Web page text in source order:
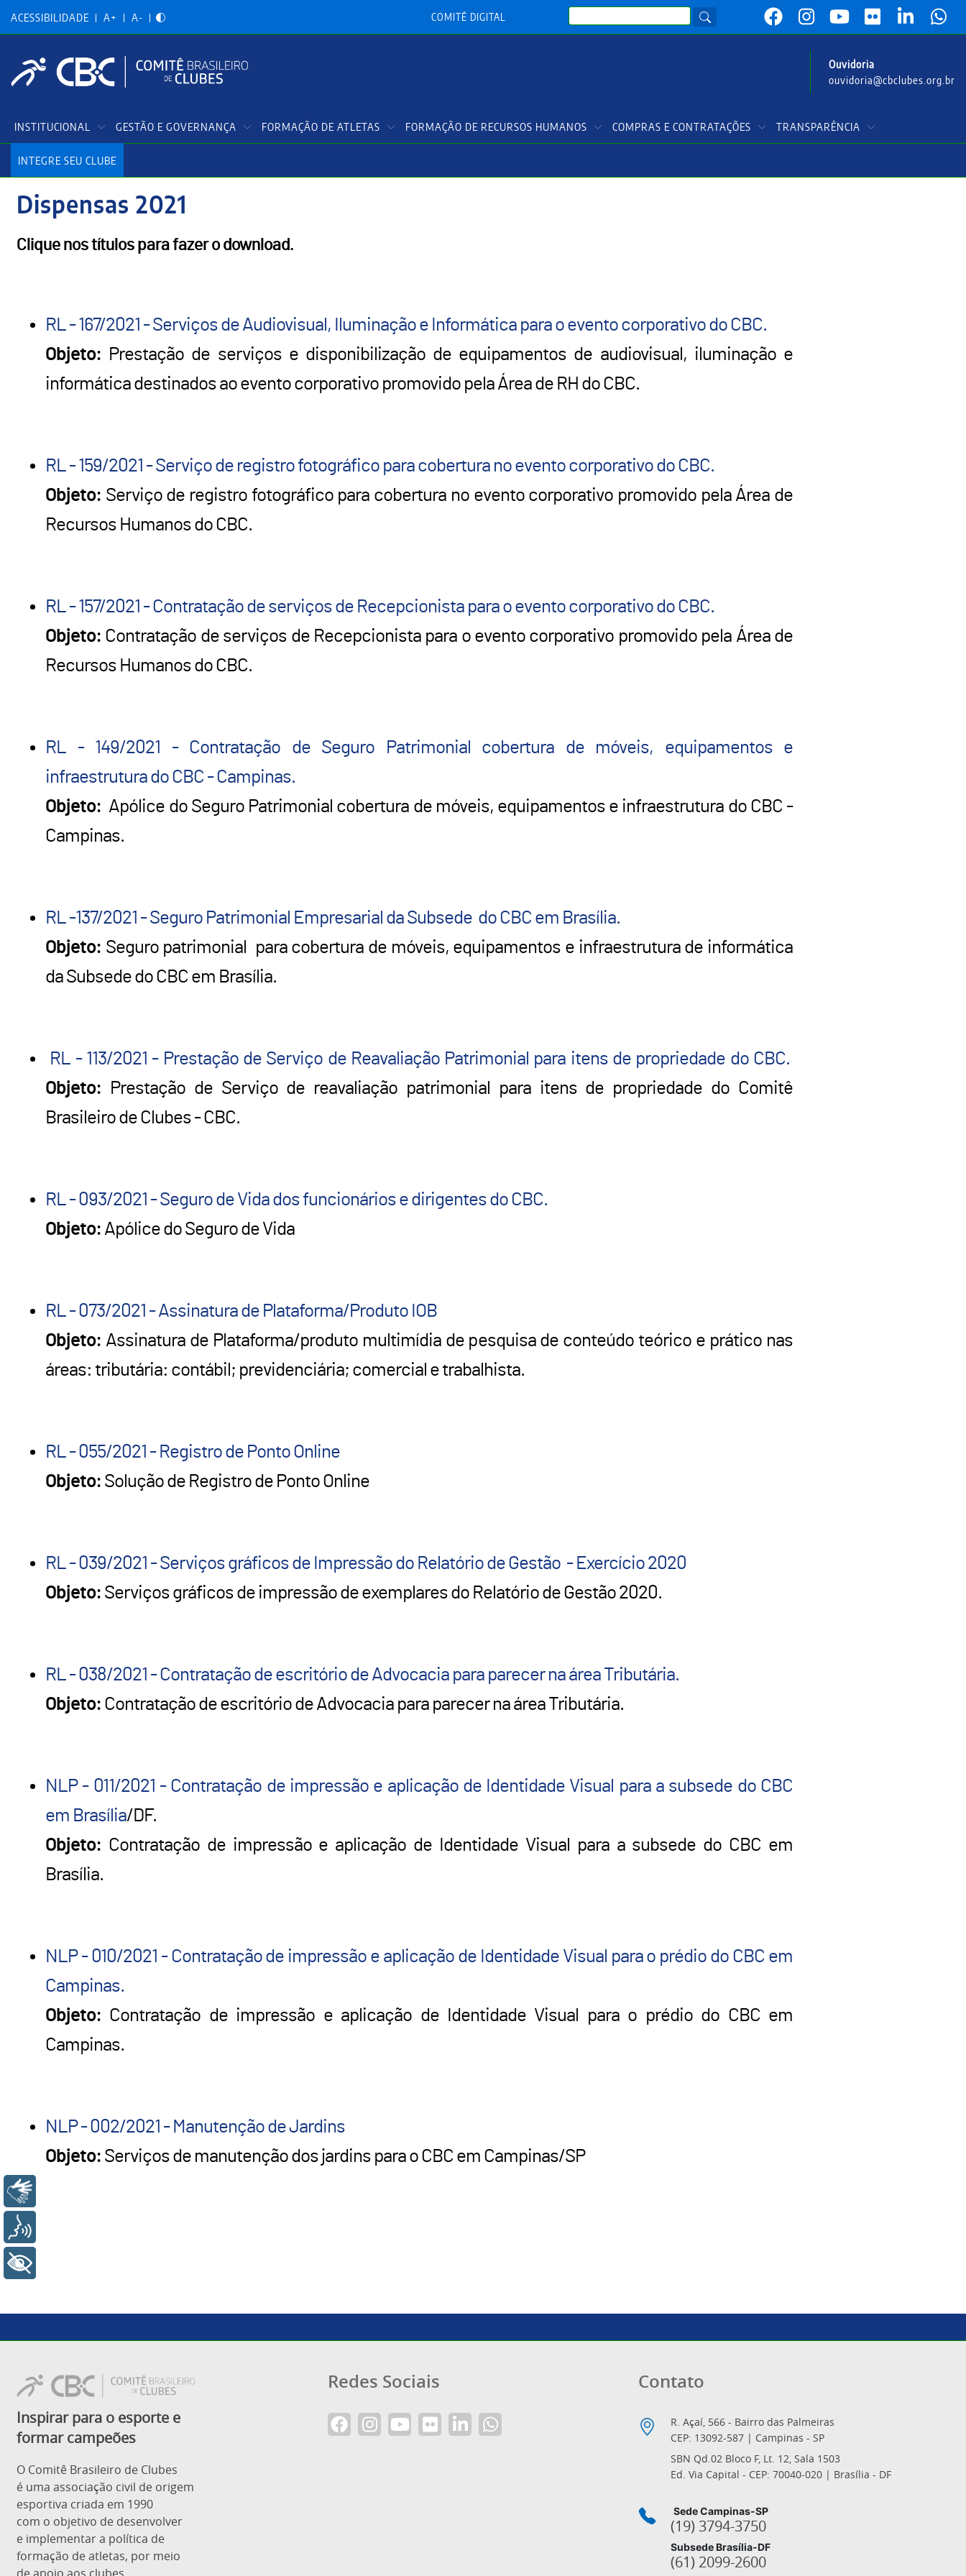
para
conteúdo
ACESSIBILIDADE A+ A- COMITÊ DIGITAL
Search
Ouvidoria
ouvidoria@cbclubes.org.br
Principal
INSTITUCIONAL GESTÃO E GOVERNANÇA FORMAÇÃO DE ATLETAS FORMAÇÃO DE RECURSOS HUMANOS COMPRAS E CONTRATAÇÕES TRANSPARÊNCIA
INTEGRE SEU CLUBE
Dispensas 2021
Clique nos títulos para fazer o download.
RL - 167/2021 - Serviços de Audiovisual, Iluminação e Informática para o evento corporativo do CBC.
Objeto: Prestação de serviços e disponibilização de equipamentos de audiovisual, iluminação e
informática destinados ao evento corporativo promovido pela Área de RH do CBC.
RL - 159/2021 - Serviço de registro fotográfico para cobertura no evento corporativo do CBC.
Objeto: Serviço de registro fotográfico para cobertura no evento corporativo promovido pela Área de
Recursos Humanos do CBC.
RL - 157/2021 - Contratação de serviços de Recepcionista para o evento corporativo do CBC.
Objeto: Contratação de serviços de Recepcionista para o evento corporativo promovido pela Área de
Recursos Humanos do CBC.
RL - 149/2021 - Contratação de Seguro Patrimonial cobertura de móveis, equipamentos e
infraestrutura do CBC - Campinas.
Objeto: Apólice do Seguro Patrimonial cobertura de móveis, equipamentos e infraestrutura do CBC -
Campinas.
RL -137/2021 - Seguro Patrimonial Empresarial da Subsede do CBC em Brasília.
Objeto: Seguro patrimonial para cobertura de móveis, equipamentos e infraestrutura de informática
da Subsede do CBC em Brasília.
RL - 113/2021 - Prestação de Serviço de Reavaliação Patrimonial para itens de propriedade do CBC.
Objeto: Prestação de Serviço de reavaliação patrimonial para itens de propriedade do Comitê
Brasileiro de Clubes - CBC.
RL - 093/2021 - Seguro de Vida dos funcionários e dirigentes do CBC.
Objeto: Apólice do Seguro de Vida
RL - 073/2021 - Assinatura de Plataforma/Produto IOB
Objeto: Assinatura de Plataforma/produto multimídia de pesquisa de conteúdo teórico e prático nas
áreas: tributária: contábil; previdenciária; comercial e trabalhista.
RL - 055/2021 - Registro de Ponto Online
Objeto: Solução de Registro de Ponto Online
RL - 039/2021 - Serviços gráficos de Impressão do Relatório de Gestão - Exercício 2020
Objeto: Serviços gráficos de impressão de exemplares do Relatório de Gestão 2020.
RL - 038/2021 - Contratação de escritório de Advocacia para parecer na área Tributária.
Objeto: Contratação de escritório de Advocacia para parecer na área Tributária.
NLP - 011/2021 - Contratação de impressão e aplicação de Identidade Visual para a subsede do CBC
em Brasília/DF.
Objeto: Contratação de impressão e aplicação de Identidade Visual para a subsede do CBC em
Brasília.
NLP - 010/2021 - Contratação de impressão e aplicação de Identidade Visual para o prédio do CBC em
Campinas.
Objeto: Contratação de impressão e aplicação de Identidade Visual para o prédio do CBC em
Campinas.
NLP - 002/2021 - Manutenção de Jardins
Objeto: Serviços de manutenção dos jardins para o CBC em Campinas/SP
Inspirar para o esporte e
formar campeões
O Comitê Brasileiro de Clubes
é uma associação civil de origem
esportiva criada em 1990
com o objetivo de desenvolver
e implementar a política de
formação de atletas, por meio
Redes Sociais Contato
R. Açaí, 566 - Bairro das Palmeiras
CEP: 13092-587 | Campinas - SP
SBN Qd.02 Bloco F, Lt. 12, Sala 1503
Ed. Via Capital - CEP: 70040-020 | Brasília - DF
Sede Campinas-SP
(19) 3794-3750
Subsede Brasília-DF
(61) 2099-2600